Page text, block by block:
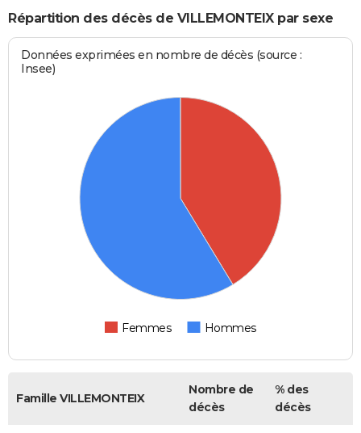
Répartition des décès de VILLEMONTEIX par sexe
Données exprimées en nombre de décès (source :
Insee)
Femmes Hommes
Famille VILLEMONTEIX
Nombre de
décès
% des
décès